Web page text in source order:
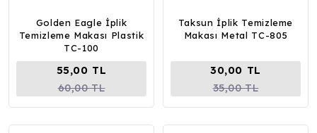
Golden Eagle İplik
Temizleme Makası Plastik
TC-100
55,00 TL
60,00 TL
Taksun İplik Temizleme
Makası Metal TC-805
30,00 TL
35,00 TL